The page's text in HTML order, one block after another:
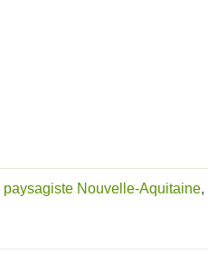
paysagiste Nouvelle-Aquitaine,